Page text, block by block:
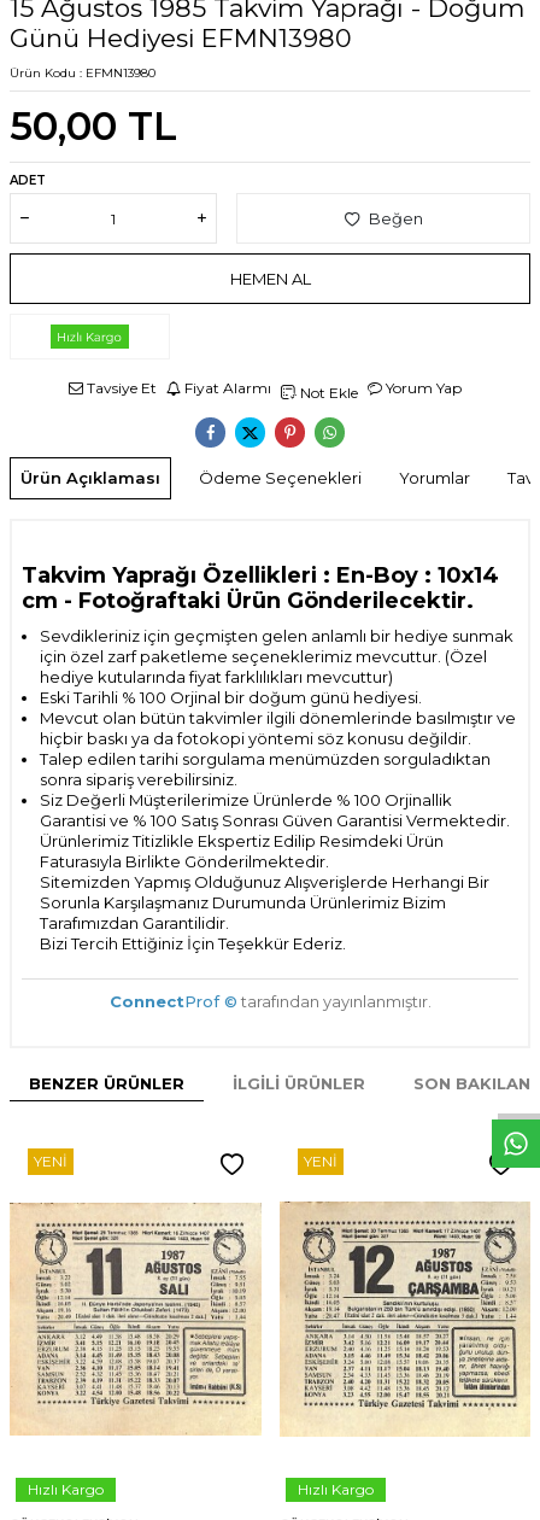
W
h
t
s
p
p
D
e
s
e
H
a
t
t
15 Ağustos 1985 Takvim Yaprağı - Doğum
Günü Hediyesi EFMN13980
Ürün Kodu : EFMN13980
50,00 TL
ADET
Beğen
HEMEN AL
Tavsiye Et Fiyat Alarmı Not Ekle Yorum Yap
Ürün Açıklaması Ödeme Seçenekleri Yorumlar
Takvim Yaprağı Özellikleri : En-Boy : 10x14
cm - Fotoğraftaki Ürün Gönderilecektir.
Sevdikleriniz için geçmişten gelen anlamlı bir hediye sunmak
için özel zarf paketleme seçeneklerimiz mevcuttur. (Özel
hediye kutularında fiyat farklılıkları mevcuttur)
Eski Tarihli % 100 Orjinal bir doğum günü hediyesi.
Mevcut olan bütün takvimler ilgili dönemlerinde basılmıştır ve
hiçbir baskı ya da fotokopi yöntemi söz konusu değildir.
Talep edilen tarihi sorgulama menümüzden sorguladıktan
sonra sipariş verebilirsiniz.
Siz Değerli Müşterilerimize Ürünlerde % 100 Orjinallik
Garantisi ve % 100 Satış Sonrası Güven Garantisi Vermektedir.
Ürünlerimiz Titizlikle Ekspertiz Edilip Resimdeki Ürün
Faturasıyla Birlikte Gönderilmektedir.
Sitemizden Yapmış Olduğunuz Alışverişlerde Herhangi Bir
Sorunla Karşılaşmanız Durumunda Ürünlerimiz Bizim
Tarafımızdan Garantilidir.
Bizi Tercih Ettiğiniz İçin Teşekkür Ederiz.
ConnectProf © tarafından yayınlanmıştır.
BENZER ÜRÜNLER İLGILI ÜRÜNLER SON
YENI
Hızlı Kargo
YENI
Hızlı Kargo